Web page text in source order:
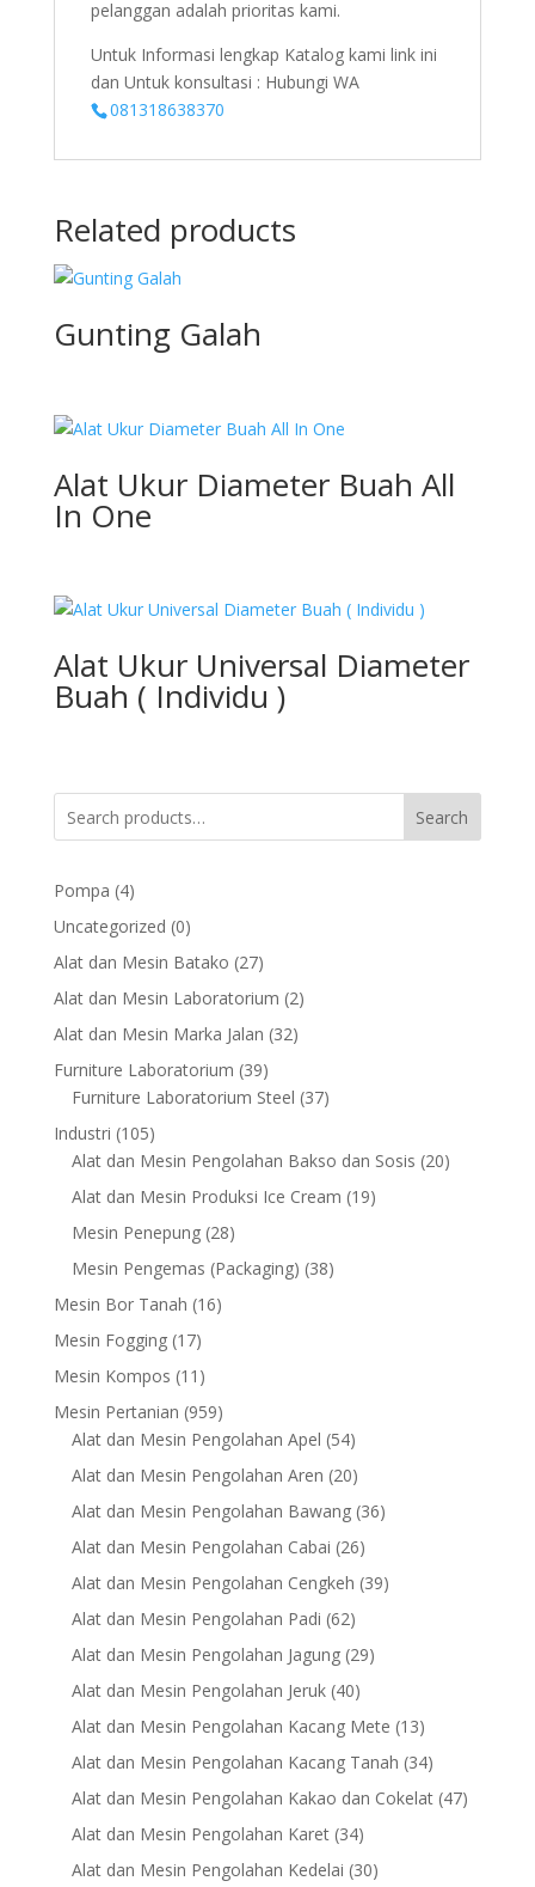
pelanggan adalah prioritas kami.
Untuk Informasi lengkap Katalog kami link ini
dan Untuk konsultasi : Hubungi WA
081318638370
Related products
Gunting Galah
Alat Ukur Diameter Buah All
In One
Alat Ukur Universal Diameter
Buah ( Individu )
Search
Pompa 44
products
Uncategorized 00
products
Alat dan Mesin Batako 2727
products
Alat dan Mesin Laboratorium 22
Alat dan Mesin Marka Jalan 3232
Furniture Laboratorium 3939
products
Furniture Laboratorium Steel 3737
Industri 105105
products
Alat dan Mesin Pengolahan Bakso dan Sosis 2020
Alat dan Mesin Produksi Ice Cream 1919
Mesin Penepung 2828
products
Mesin Pengemas (Packaging) 3838
Mesin Bor Tanah 1616
Mesin Fogging 1717
products
Mesin Kompos 11 11
products
Mesin Pertanian 959959
products
Alat dan Mesin Pengolahan Apel 5454
products
Alat dan Mesin Pengolahan Aren 2020
products
Alat dan Mesin Pengolahan Bawang 3636
Alat dan Mesin Pengolahan Cabai 2626
products
Alat dan Mesin Pengolahan Cengkeh 3939
Alat dan Mesin Pengolahan Padi 6262
products
Alat dan Mesin Pengolahan Jagung 2929
Alat dan Mesin Pengolahan Jeruk 4040
products
Alat dan Mesin Pengolahan Kacang Mete 1313
products
Alat dan Mesin Pengolahan Kacang Tanah 3434
products
Alat dan Mesin Pengolahan Kakao dan Cokelat 4747
Alat dan Mesin Pengolahan Karet 3434
products
Alat dan Mesin Pengolahan Kedelai 3030